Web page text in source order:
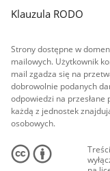
Klauzula RODO
Strony dostępne w
mailowych. Użytkownik
mail zgadza się na
dobrowolnie podanych
odpowiedzi na przesłane
każdą z jednostek
osobowych.